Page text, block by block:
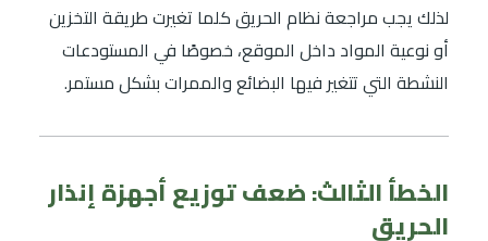
لذلك يجب مراجعة نظام الحريق كلما تغيرت طريقة التخزين
أو نوعية المواد داخل الموقع، خصوصًا في المستودعات
النشطة التي تتغير فيها البضائع والممرات بشكل مستمر.
الخطأ الثالث: ضعف توزيع أجهزة إنذار
الحريق